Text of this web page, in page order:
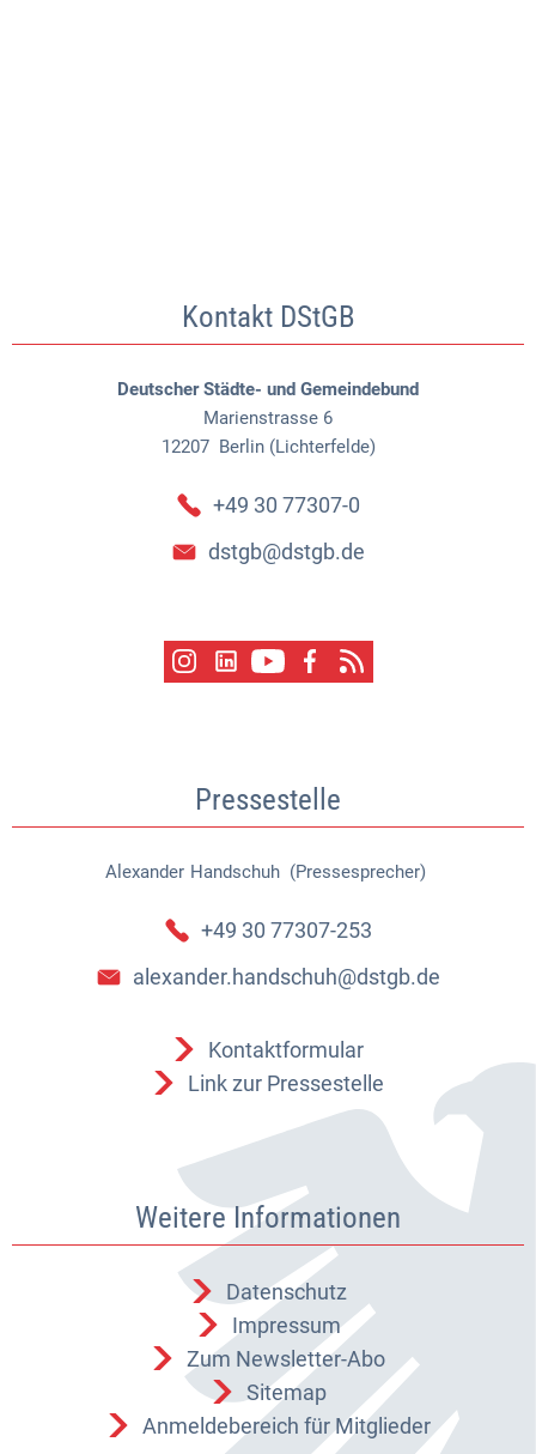
Kontakt DStGB
Deutscher Städte- und Gemeindebund
Marienstrasse 6
12207 Berlin (Lichterfelde)
+49 30 77307-0
dstgb@dstgb.de
Pressestelle
Alexander Handschuh (Pressesprecher)
Alexander Handschuh
+49 30 77307-253
alexander.handschuh@dstgb.de
Kontaktformular
Link zur Pressestelle
Weitere Informationen
Datenschutz
Impressum
Zum Newsletter-Abo
Sitemap
Anmeldebereich für Mitglieder